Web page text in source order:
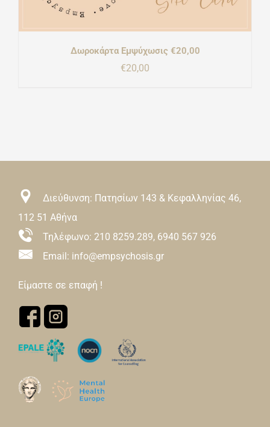
Δωροκάρτα Εμψύχωσις €20,00
€20,00
Διεύθυνση: Πατησίων 143 & Κεφαλληνίας 46,
112 51 Αθήνα
Τηλέφωνο: 210 8259.289, 6940 567 926
Email: info@empsychosis.gr
Είμαστε σε επαφή !